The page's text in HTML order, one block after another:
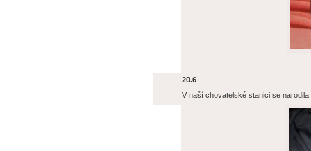
20.6
V naší chovatelské stanici se